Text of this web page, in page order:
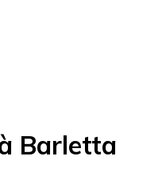
Barletta